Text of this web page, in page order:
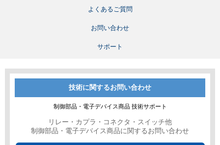
よくあるご質問
お問い合わせ
サポート
技術に関するお問い合わせ
制御部品・電子デバイス商品 技術サポート
リレー・カプラ・コネクタ・スイッチ他
制御部品・電子デバイス商品に関するお問い合わせ